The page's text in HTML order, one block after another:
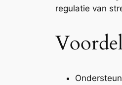
regulatie van